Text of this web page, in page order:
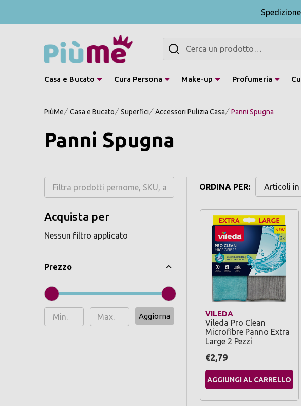
Spedizione
Cerca
Casa e Bucato Cura Persona Make-up Profumeria
PiùMe Casa e Bucato Superfici Accessori Pulizia Casa Panni Spugna
Panni Spugna
Acquista per
Nessun filtro applicato
Prezzo
Aggiorna
ORDINA PER:
VILEDA
Vileda Pro Clean
Microfibre Panno Extra
Large 2 Pezzi
€2,79
AGGIUNGI AL CARRELLO